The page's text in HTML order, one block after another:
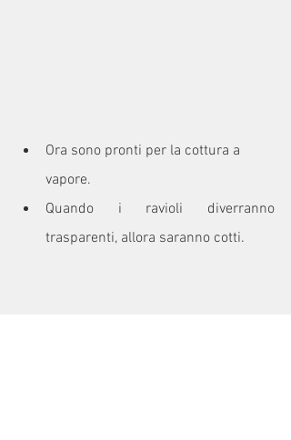
Ora sono pronti per la cottura a
vapore.
Quando i ravioli diverranno
trasparenti, allora saranno cotti.